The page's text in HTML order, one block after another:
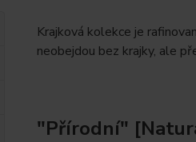
Krajková kolekce je
neobejdou bez krajky, ale
"Přírodní"